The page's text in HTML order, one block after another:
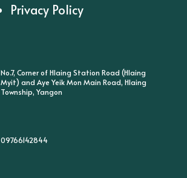
Privacy Policy
No.7, Corner of Hlaing Station Road (Hlaing
Myit) and Aye Yeik Mon Main Road, Hlaing
Township, Yangon
09766142844